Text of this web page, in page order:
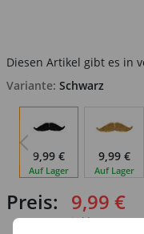
Diesen Artikel gibt es in
Variante: Schwarz
9,99 €
Auf Lager
9,99 €
Auf Lager
Preis: 9,99 €
inkl. MwSt.